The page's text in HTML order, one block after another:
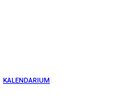
KALENDARIUM